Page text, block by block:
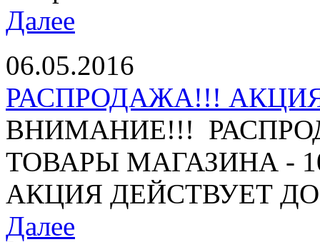
Далее
06.05.2016
РАСПРОДАЖА!!! АКЦИЯ
ВНИМАНИЕ!!!
ТОВАРЫ МАГАЗИНА -
АКЦИЯ ДЕЙСТВУЕТ
Далее